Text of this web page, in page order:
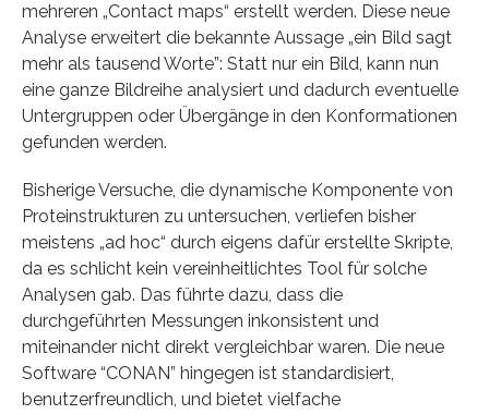
mehreren „Contact maps“ erstellt werden. Diese neue
Analyse erweitert die bekannte Aussage „ein Bild sagt
mehr als tausend Worte”: Statt nur ein Bild, kann nun
eine ganze Bildreihe analysiert und dadurch eventuelle
Untergruppen oder Übergänge in den Konformationen
gefunden werden.
Bisherige Versuche, die dynamische Komponente von
Proteinstrukturen zu untersuchen, verliefen bisher
meistens „ad hoc“ durch eigens dafür erstellte Skripte,
da es schlicht kein vereinheitlichtes Tool für solche
Analysen gab. Das führte dazu, dass die
durchgeführten Messungen inkonsistent und
miteinander nicht direkt vergleichbar waren. Die neue
Software “CONAN” hingegen ist standardisiert,
benutzerfreundlich, und bietet vielfache